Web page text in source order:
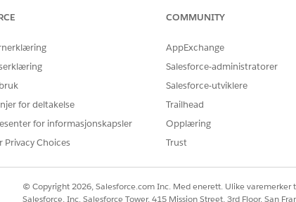
samsvarsgap til kildekontrollen, policyen, forskriften,
et konsistent sett med statuser.
ikke-godkjente policyer, revisjonsfunn, prosesser eller
som eskaleres når tidsfrister for utbedring glir.
med tildelbare oppgaver ved bruk av
livssyklus for løsning, som Utkast, Åpen,
for IT-samsvar
å spore og rette opp gap i samsvar. Konfigurer
for deltakelse
for informasjonskapsler
Privacy Choices
COMMUNITY
AppExchange
Salesforce-administratorer
Salesforce-utviklere
Trailhead
Opplæring
Trust
© Copyright 2026, Salesforce.com Inc. Med enerett. Ulike varemerker
Salesforce, Inc. Salesforce Tower, 415 Mission Street, 3rd Floor, San